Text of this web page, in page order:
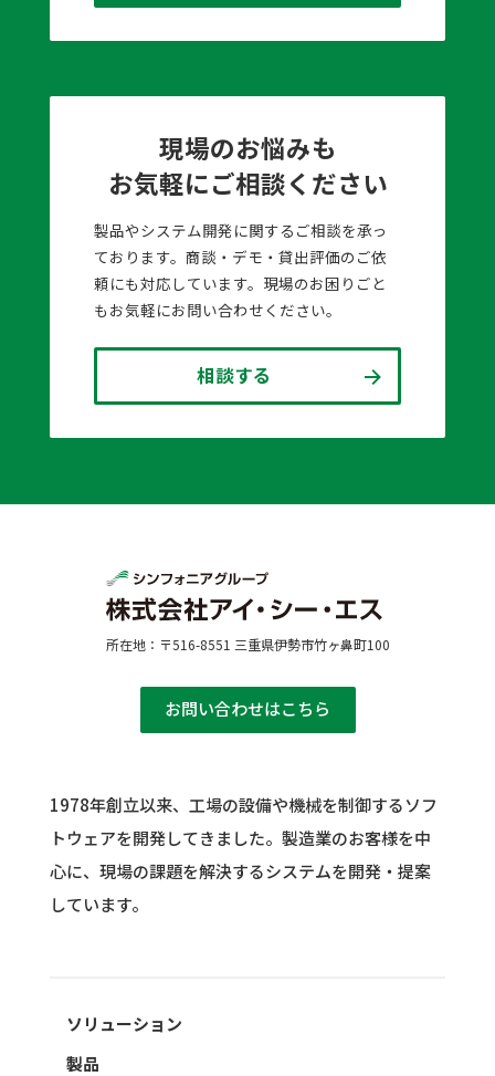
現場のお悩みも
お気軽にご相談ください
製品やシステム開発に関するご相談を承っ
ております。商談・デモ・貸出評価のご依
頼にも対応しています。現場のお困りごと
もお気軽にお問い合わせください。
相談する
所在地：〒516-8551 三重県伊勢市竹ヶ鼻町100
お問い合わせはこちら
1978年創立以来、工場の設備や機械を制御するソフ
トウェアを開発してきました。 製造業のお客様を中
心に、現場の課題を解決するシステムを開発・提案
しています。
ソリューション
製品